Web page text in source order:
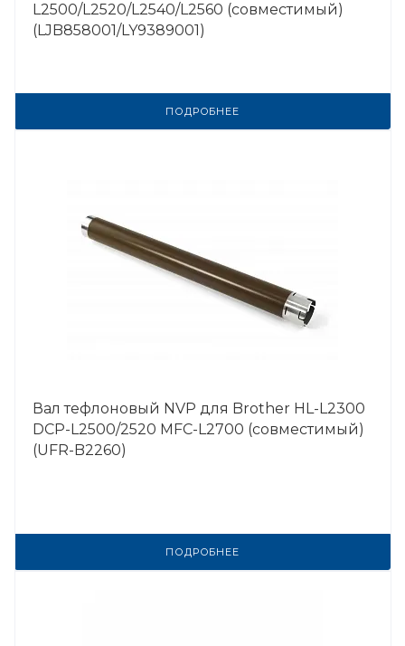
L2500/L2520/L2540/L2560 (совместимый)
(LJB858001/LY9389001)
ПОДРОБНЕЕ
Вал тефлоновый NVP для Brother HL-L2300
DCP-L2500/2520 MFC-L2700 (совместимый)
(UFR-B2260)
ПОДРОБНЕЕ